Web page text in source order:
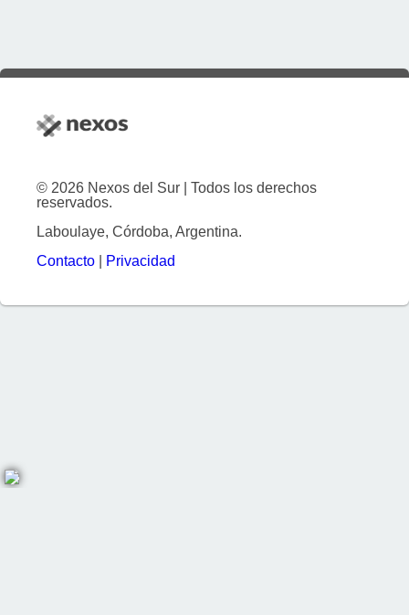
© 2026 Nexos del Sur | Todos los derechos
reservados.
Laboulaye, Córdoba, Argentina.
Contacto
Privacidad